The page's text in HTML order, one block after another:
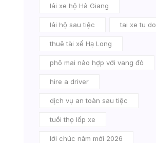
lái xe hộ Hà Giang
lái hộ sau tiệc tai xe tu do
thuê tài xế Hạ Long
phô mai nào hợp với vang đỏ
hire a driver
dịch vụ an toàn sau tiệc
tuổi thọ lốp xe
lời chúc năm mới 2026